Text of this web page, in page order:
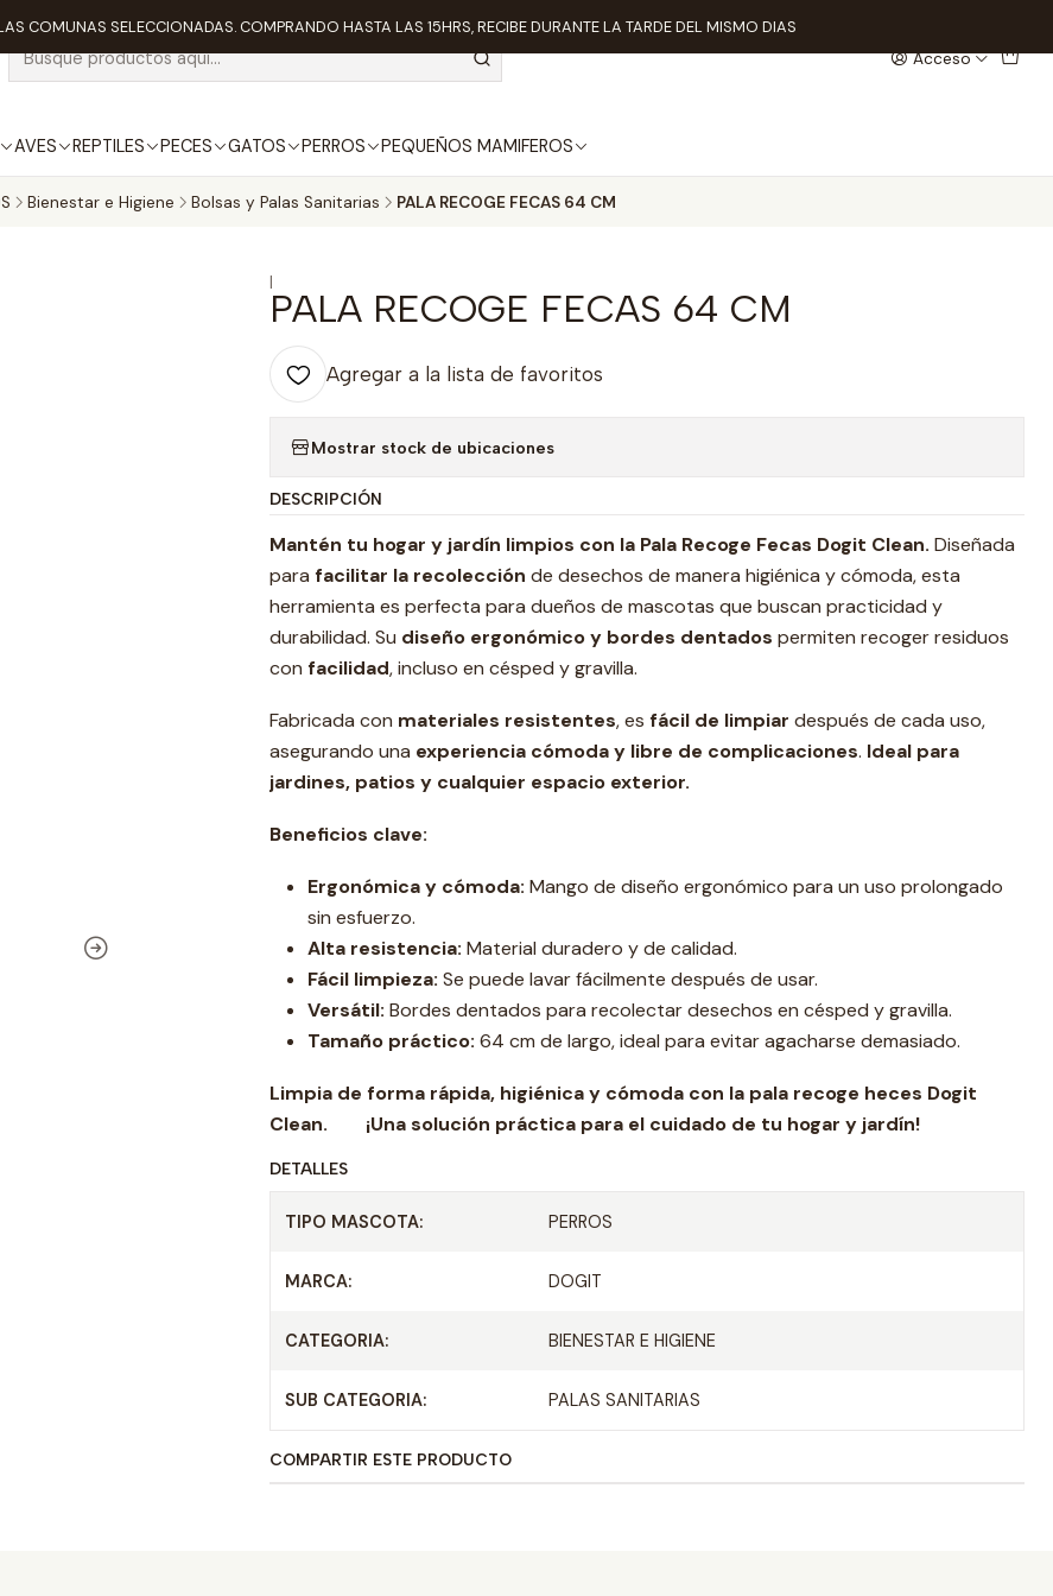
Acceso
AVES REPTILES PECES GATOS PERROS PEQUEÑOS MAMIFEROS
COMUNAS SELECCIONADAS. COMPRANDO HASTA LAS 15HRS, RECIBE DURANTE LA TARDE DEL MISMO DIAS
Bienestar e Higiene Bolsas y Palas Sanitarias PALA RECOGE FECAS 64 CM
|
PALA RECOGE FECAS 64 CM
Agregar a la lista de favoritos
Mostrar stock de ubicaciones
DESCRIPCIÓN
Mantén tu hogar y jardín limpios con la Pala Recoge Fecas Dogit Clean. Diseñada
para facilitar la recolección de desechos de manera higiénica y cómoda, esta
herramienta es perfecta para dueños de mascotas que buscan practicidad y
durabilidad. Su diseño ergonómico y bordes dentados permiten recoger residuos
con facilidad, incluso en césped y gravilla.
Fabricada con materiales resistentes, es fácil de limpiar después de cada uso,
asegurando una experiencia cómoda y libre de complicaciones. Ideal para
jardines, patios y cualquier espacio exterior.
Beneficios clave:
Ergonómica y cómoda: Mango de diseño ergonómico para un uso prolongado
sin esfuerzo.
Alta resistencia: Material duradero y de calidad.
Fácil limpieza: Se puede lavar fácilmente después de usar.
Versátil: Bordes dentados para recolectar desechos en césped y gravilla.
Tamaño práctico: 64 cm de largo, ideal para evitar agacharse demasiado.
Limpia de forma rápida, higiénica y cómoda con la pala recoge heces Dogit
Clean. ¡Una solución práctica para el cuidado de tu hogar y jardín!
DETALLES
TIPO MASCOTA: PERROS
MARCA: DOGIT
CATEGORIA: BIENESTAR E HIGIENE
SUB CATEGORIA: PALAS SANITARIAS
COMPARTIR ESTE PRODUCTO